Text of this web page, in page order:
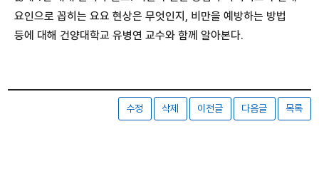
요인으로 꼽히는 요요 현상은 무엇인지, 비만을 예방하는 방법
등에 대해 건양대학교 유병연 교수와 함께 알아본다.
수정 삭제 이전글 다음글 목록